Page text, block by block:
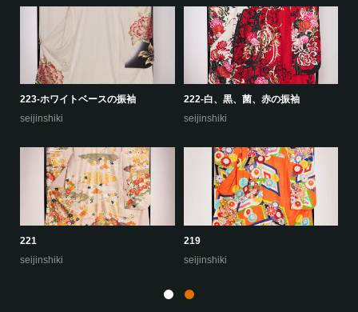
222-白、黒、菌、赤の振袖
seijinshiki
219
seijinshiki
227
seijinshiki
225
seijinshiki